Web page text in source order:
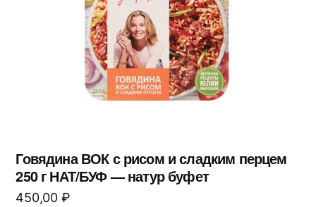
Говядина ВОК с рисом и сладким перцем
250 г НАТ/БУФ — натур буфет
450,00 ₽